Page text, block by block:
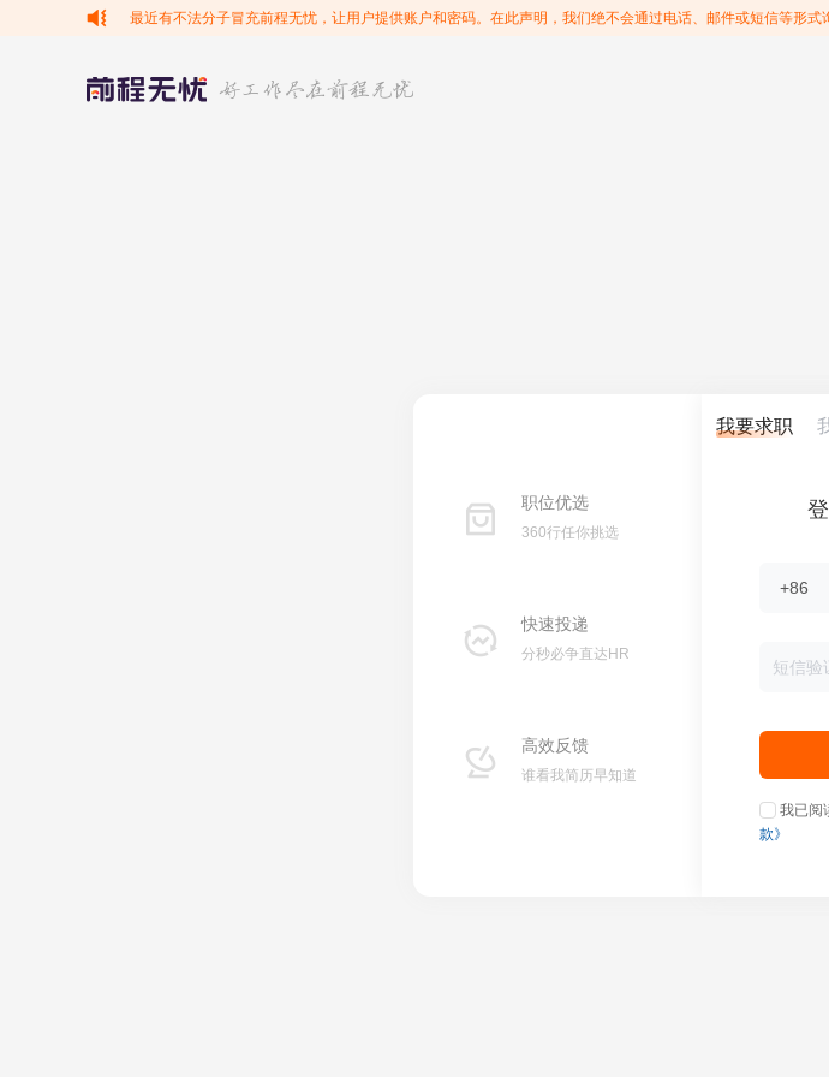
最近有不法分子冒充前程无忧，让用户提供账户和密码。在此声明，我们绝不会通过电话、邮件或短信等形式
职位优选
360行任你挑选
快速投递
分秒必争直达HR
高效反馈
谁看我简历早知道
我要求职
我已阅
款》